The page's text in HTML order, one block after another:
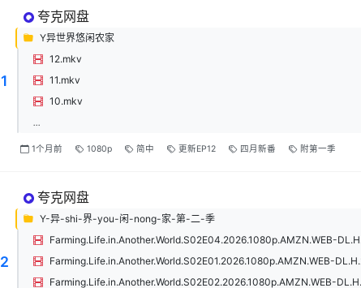
1
夸克网盘
Y异世界悠闲农家
12.mkv
11.mkv
10.mkv
...
1个月前 1080p 简中 更新EP12 四月新番 附第一季
2
夸克网盘
Y-异-shi-界-you-闲-nong-家-第-二-季